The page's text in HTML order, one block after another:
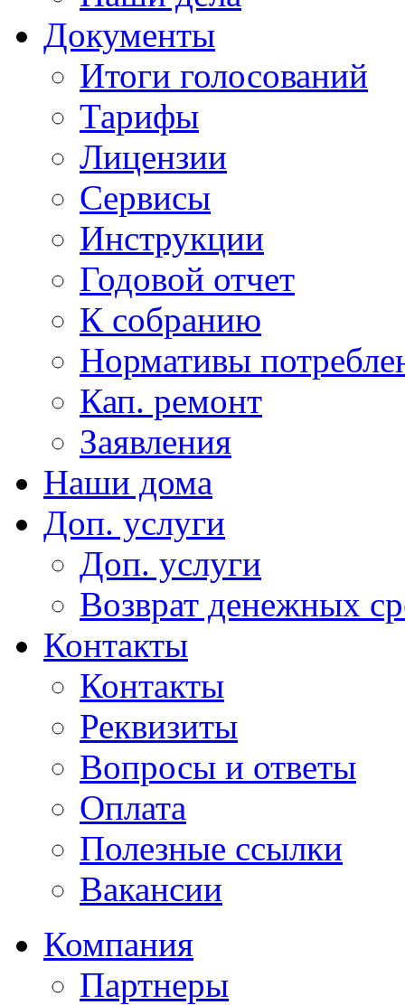
Документы
Итоги голосований
Тарифы
Лицензии
Сервисы
Инструкции
Годовой отчет
К собранию
Нормативы
Кап. ремонт
Заявления
Наши дома
Доп. услуги
Доп. услуги
Возврат денежных
Контакты
Контакты
Реквизиты
Вопросы и ответы
Оплата
Полезные ссылки
Вакансии
Компания
Партнеры